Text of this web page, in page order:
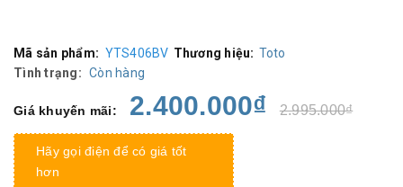
Mã sản phẩm: YTS406BV Thương hiệu: Toto
Tình trạng: Còn hàng
Giá khuyến mãi: 2.400.000₫ 2.995.000₫
Hãy gọi điện để có giá tốt
hơn